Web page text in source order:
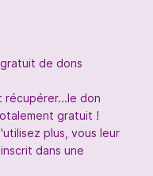
de dons
don
gratuit !
plus, vous leur
dans une